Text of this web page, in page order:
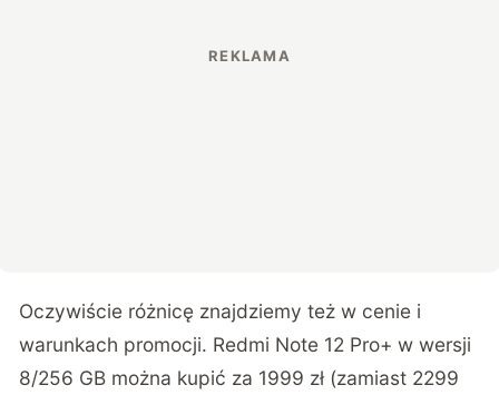
Oczywiście różnicę znajdziemy też w cenie i
warunkach promocji. Redmi Note 12 Pro+ w wersji
8/256 GB można kupić za 1999 zł (zamiast 2299